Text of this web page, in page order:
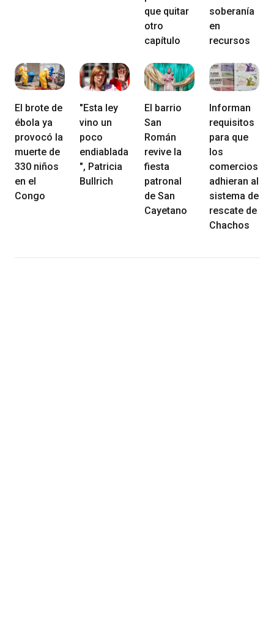
que quitar
otro
capítulo
soberanía
en
recursos
El brote de
ébola ya
provocó la
muerte de
330 niños
en el
Congo
"Esta ley
vino un
poco
endiablada
", Patricia
Bullrich
El barrio
San
Román
revive la
fiesta
patronal
de San
Cayetano
Informan
requisitos
para que
los
comercios
adhieran al
sistema de
rescate de
Chachos